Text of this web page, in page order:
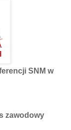
SNM w
zawodowy